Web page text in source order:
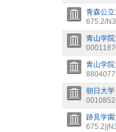
青森公
675.2/
青山学
青山学
朝日大
跡見学